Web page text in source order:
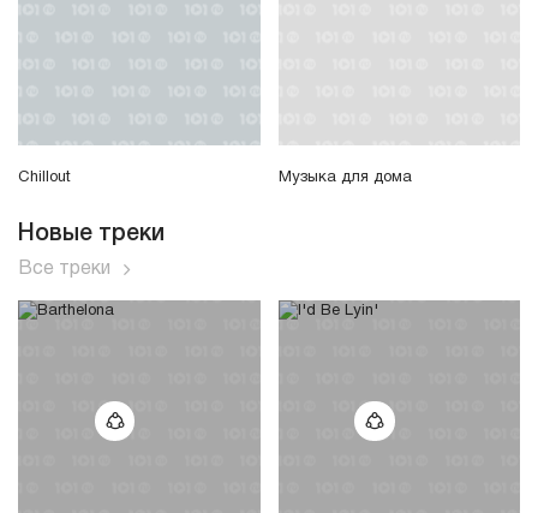
Chillout Музыка для дома
Новые треки
Все треки